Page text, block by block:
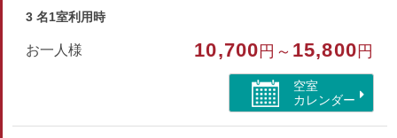
部屋種別
コテージ・棟
バス/トイレ/禁煙/インターネットができる部屋/空気清
浄機付/山が見える
3 名1室利用時
お一人様 10,700 円～ 15,800 円
空室
カレンダー